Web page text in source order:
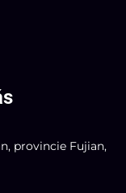
provincie Fujian,